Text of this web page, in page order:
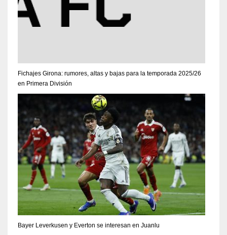
Fichajes Girona: rumores, altas y bajas para la temporada 2025/26
en Primera División
Bayer Leverkusen y Everton se interesan en Juanlu